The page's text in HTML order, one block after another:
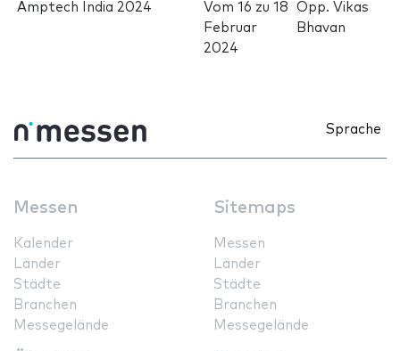
Amptech India 2024 Vom16 zu18
Februar
2024
Opp. Vikas
Bhavan
Sprache
Messen
Kalender
Länder
Städte
Branchen
Messegelände
Sitemaps
Messen
Länder
Städte
Branchen
Messegelände